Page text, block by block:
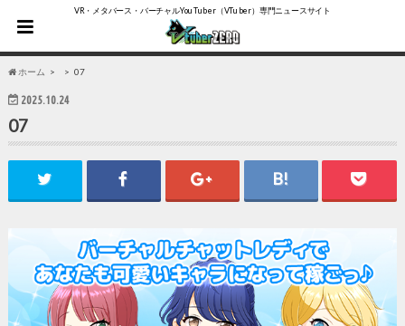
VR・メタバース・バーチャルYouTuber（VTuber）専門ニュースサイト
ホーム 07
2025.10.24
07